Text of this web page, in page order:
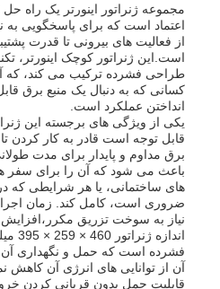
خانه
محصولات
مجموعه ژنراتور اینورتر یک راه
اعتماد است که برای پاسخگویی به
از فعالیت های بیرونی تا قدرت
است.این ژنراتور کوچک اینورتر،
طراحی فشرده ترکیب می کند، که
کسانی که به دنبال یک منبع برق
انداختن عملکرد است.
یکی از ویژگی های برجسته این
برق مداوم و پایدار برای مدت
باعث می شود که آن را برای سفر
های ساختمانی، یا هر شرایطی که
ضروری است، کامل کند. زمان
نیاز به سوخت تزریق مکرر،افزایش
فشرده است که حمل و نگهداری
آن از توانایی های انرژی آن کاهش
قابلیت حمل بدون قربانی کردن